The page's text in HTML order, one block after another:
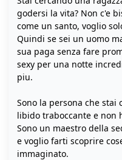
godersi la vita? Non c'e
come un santo, voglio
Quindi se sei un uomo
sua paga senza fare
sexy per una notte
piu.
Sono la persona che stai
libido traboccante e non
Sono un maestro della
e voglio farti scoprire
immaginato.